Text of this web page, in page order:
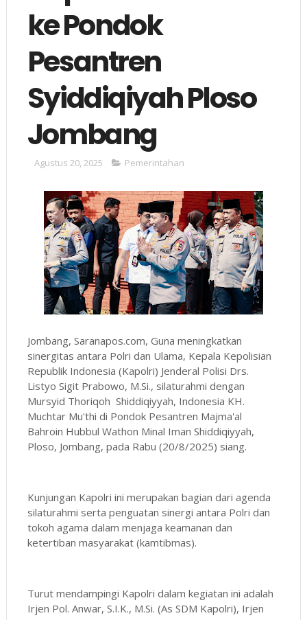
ke Pondok
Pesantren
Syiddiqiyah Ploso
Jombang
Agustus 20, 2025 Pemerintahan
Jombang, Saranapos.com, Guna meningkatkan
sinergitas antara Polri dan Ulama, Kepala Kepolisian
Republik Indonesia (Kapolri) Jenderal Polisi Drs.
Listyo Sigit Prabowo, M.Si., silaturahmi dengan
Mursyid Thoriqoh Shiddiqiyyah, Indonesia KH.
Muchtar Mu'thi di Pondok Pesantren Majma'al
Bahroin Hubbul Wathon Minal Iman Shiddiqiyyah,
Ploso, Jombang, pada Rabu (20/8/2025) siang.
Kunjungan Kapolri ini merupakan bagian dari agenda
silaturahmi serta penguatan sinergi antara Polri dan
tokoh agama dalam menjaga keamanan dan
ketertiban masyarakat (kamtibmas).
Turut mendampingi Kapolri dalam kegiatan ini adalah
Irjen Pol. Anwar, S.I.K., M.Si. (As SDM Kapolri), Irjen